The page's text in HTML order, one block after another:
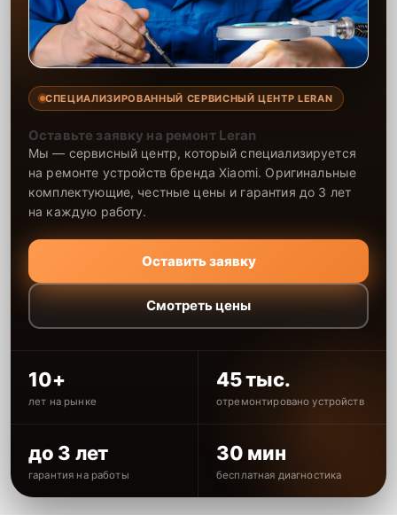
СПЕЦИАЛИЗИРОВАННЫЙ СЕРВИСНЫЙ ЦЕНТР LERAN
Оставьте заявку на ремонт Leran
Мы — сервисный центр, который специализируется
на ремонте устройств бренда Xiaomi. Оригинальные
комплектующие, честные цены и гарантия до 3 лет
на каждую работу.
Оставить заявку
Смотреть цены
10+
лет на рынке
45 тыс.
отремонтировано устройств
до 3 лет
гарантия на работы
30 мин
бесплатная диагностика